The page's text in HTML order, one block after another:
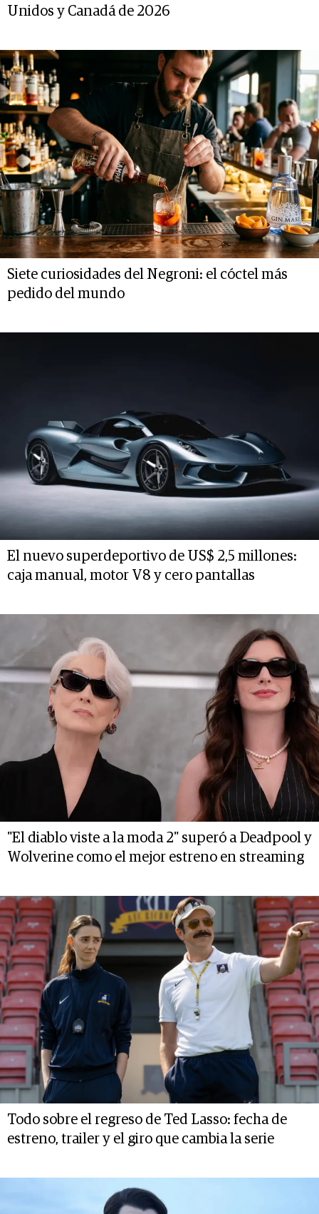
Unidos y Canadá de 2026
Siete curiosidades del Negroni: el cóctel más
pedido del mundo
El nuevo superdeportivo de US$ 2,5 millones:
caja manual, motor V8 y cero pantallas
"El diablo viste a la moda 2" superó a Deadpool y
Wolverine como el mejor estreno en streaming
Todo sobre el regreso de Ted Lasso: fecha de
estreno, trailer y el giro que cambia la serie